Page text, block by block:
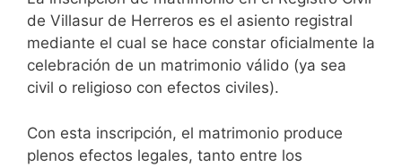
de Villasur de Herreros es el asiento registral
mediante el cual se hace constar oficialmente la
celebración de un matrimonio válido (ya sea
civil o religioso con efectos civiles).
Con esta inscripción, el matrimonio produce
plenos efectos legales, tanto entre los